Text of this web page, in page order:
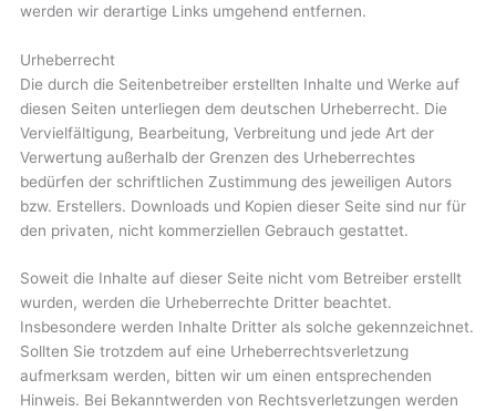
werden wir derartige Links umgehend entfernen.
Urheberrecht
Die durch die Seitenbetreiber erstellten Inhalte und Werke auf
diesen Seiten unterliegen dem deutschen Urheberrecht. Die
Vervielfältigung, Bearbeitung, Verbreitung und jede Art der
Verwertung außerhalb der Grenzen des Urheberrechtes
bedürfen der schriftlichen Zustimmung des jeweiligen Autors
bzw. Erstellers. Downloads und Kopien dieser Seite sind nur für
den privaten, nicht kommerziellen Gebrauch gestattet.
Soweit die Inhalte auf dieser Seite nicht vom Betreiber erstellt
wurden, werden die Urheberrechte Dritter beachtet.
Insbesondere werden Inhalte Dritter als solche gekennzeichnet.
Sollten Sie trotzdem auf eine Urheberrechtsverletzung
aufmerksam werden, bitten wir um einen entsprechenden
Hinweis. Bei Bekanntwerden von Rechtsverletzungen werden